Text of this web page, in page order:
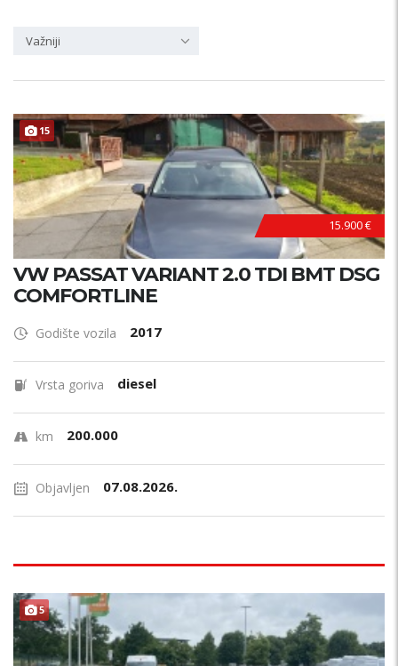
Važniji
15
15.900 €
VW PASSAT VARIANT 2.0 TDI BMT DSG
COMFORTLINE
Godište vozila 2017
Vrsta goriva diesel
km 200.000
Objavljen 07.08.2026.
5